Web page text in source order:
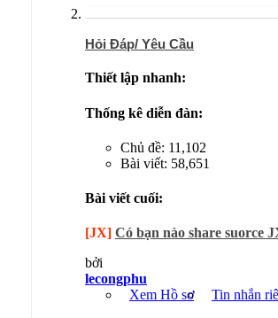
Hỏi Đáp/ Yêu Cầu
Thiết lập nhanh:
Thống kê diễn đàn:
Chủ đề: 11,102
Bài viết: 58,651
Bài viết cuối:
[JX] Có bạn nào share suorce
bởi
lecongphu
Xem Hồ sơ
Tin nhắn